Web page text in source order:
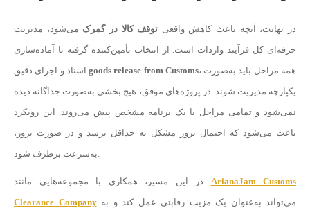
در نهایت، آنچه باعث کاهش واقعی توقف کالا در گمرک می‌شود، مدیریت
حرفه‌ای کل فرآیند واردات است. از انتخاب تأمین‌کننده گرفته تا آماده‌سازی
اسناد و اجرای دقیقgoods release from Customs، همه مراحل باید به‌صورت
یکپارچه مدیریت شوند. در پروژه‌های موفق، هیچ بخشی به‌صورت جداگانه دیده
نمی‌شود و تمامی مراحل با یک برنامه مشخص پیش می‌روند. این رویکرد
باعث می‌شود که احتمال بروز مشکل به حداقل برسد و در صورت بروز،
به‌سرعت برطرف شود.
ArianaJam Customs
Clearance Companyمی‌تواند به‌عنوان یک مزیت رقابتی عمل کند و به